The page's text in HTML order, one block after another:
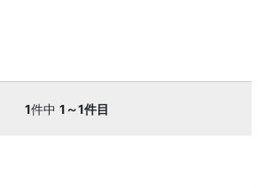
1件中 1～1件目